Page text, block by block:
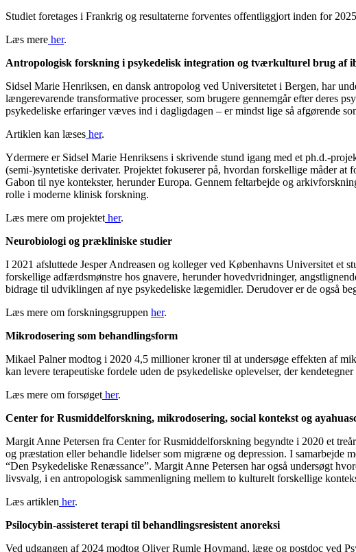
Studiet foretages i Frankrig og resultaterne forventes offentliggjort inden for
Læs mere her.
Antropologisk forskning i psykedelisk integration og tværkulturel brug af
Sidsel Marie Henriksen, en dansk antropolog ved Universitetet i Bergen, har
længerevarende transformative processer, som brugere gennemgår efter deres
psykedeliske erfaringer væves ind i dagligdagen – er mindst lige så afgørende
Artiklen kan læses her.
Ydermere er Sidsel Marie Henriksens i skrivende stund igang med et ph.d.-
(semi-)syntetiske derivater. Projektet fokuserer på, hvordan forskellige måder
Gabon til nye kontekster, herunder Europa. Gennem feltarbejde og
rolle i moderne klinisk forskning.
Læs mere om projektet her.
Neurobiologi og prækliniske studier
I 2021 afsluttede Jesper Andreasen og kolleger ved Københavns Universitet
forskellige adfærdsmønstre hos gnavere, herunder hovedvridninger,
bidrage til udviklingen af nye psykedeliske lægemidler. Derudover er de også
Læs mere om forskningsgruppen her.
Mikrodosering som behandlingsform
Mikael Palner modtog i 2020 4,5 millioner kroner til at undersøge effekten af
kan levere terapeutiske fordele uden de psykedeliske oplevelser, der kendetegner
Læs mere om forsøget her.
Center for Rusmiddelforskning, mikrodosering, social kontekst og
Margit Anne Petersen fra Center for Rusmiddelforskning begyndte i 2020 et
og præstation eller behandle lidelser som migræne og depression. I samarbejde
“Den Psykedeliske Renæssance”. Margit Anne Petersen har også undersøgt
livsvalg, i en antropologisk sammenligning mellem to kulturelt forskellige
Læs artiklen her.
Psilocybin-assisteret terapi til behandlingsresistent anoreksi
Ved udgangen af 2024 modtog Oliver Rumle Hovmand, læge og postdoc ved